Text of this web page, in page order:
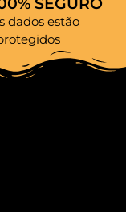
SEGURO
dados estão